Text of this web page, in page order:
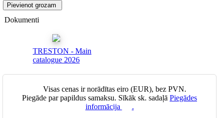
Dokumenti
TRESTON - Main
catalogue 2026
Visas cenas ir norādītas eiro (EUR), bez PVN.
Piegāde par papildus samaksu. Sīkāk sk. sadaļā Piegādes
informācija
.